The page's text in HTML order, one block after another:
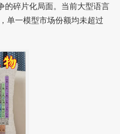
的碎片化局面。当前大型语言
单一模型市场份额均未超过